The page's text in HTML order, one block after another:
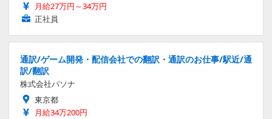
月給27万円～34万円
正社員
通訳/ゲーム開発・配信会社での翻訳・通訳のお仕事/駅近/通
訳/翻訳
株式会社パソナ
東京都
月給34万200円